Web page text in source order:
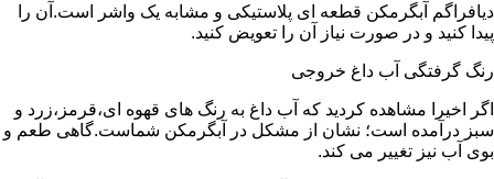
دیافراگم آبگرمکن قطعه ای پلاستیکی و مشابه یک واشر است.آن را
پیدا کنید و در صورت نیاز آن را تعویض کنید.
رنگ گرفتگی آب داغ خروجی
اگر اخیرا مشاهده کردید که آب داغ به رنگ های قهوه ای،قرمز،زرد و
سبز درآمده است؛ نشان از مشکل در آبگرمکن شماست.گاهی طعم و
بوی آب نیز تغییر می کند.